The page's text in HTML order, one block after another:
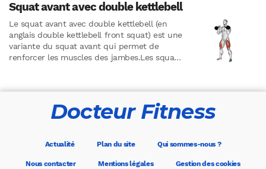
Squat avant avec double kettlebell
Le squat avant avec double kettlebell (en
anglais double kettlebell front squat) est une
variante du squat avant qui permet de
renforcer les muscles des jambes.Les squats
Docteur Fitness
Actualité Plan du site Qui sommes-nous ?
Nous contacter Mentions légales Gestion des cookies